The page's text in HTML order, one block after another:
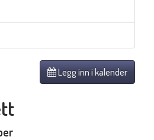
Legg inn i kalender